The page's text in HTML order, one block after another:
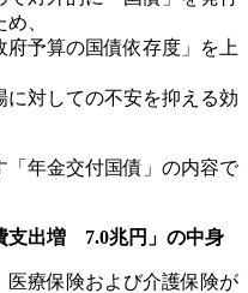
、
府予算の国債依存度」を上
に対しての不安を抑える効
「年金交付国債」の内容で
支出増 7.0兆円」の中身
医療保険および介護保険が